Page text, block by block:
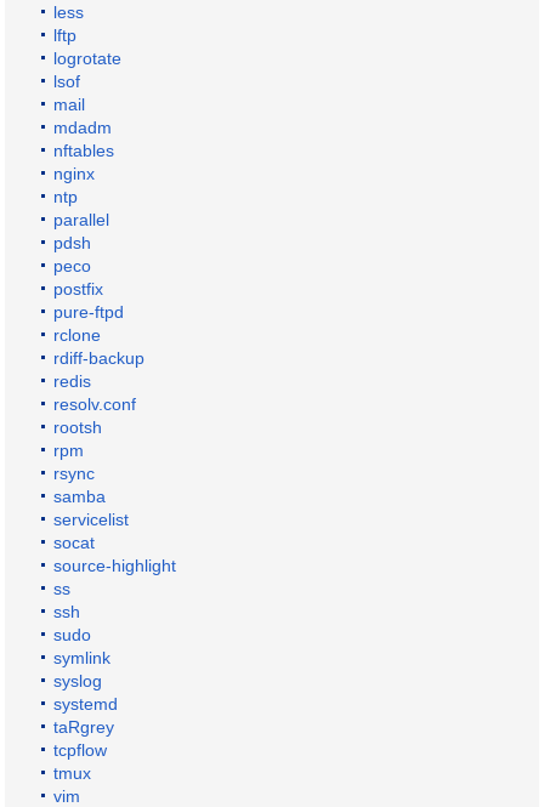
less
lftp
logrotate
lsof
mail
mdadm
nftables
nginx
ntp
parallel
pdsh
peco
postfix
pure-ftpd
rclone
rdiff-backup
redis
resolv.conf
rootsh
rpm
rsync
samba
servicelist
socat
source-highlight
ss
ssh
sudo
symlink
syslog
systemd
taRgrey
tcpflow
tmux
vim